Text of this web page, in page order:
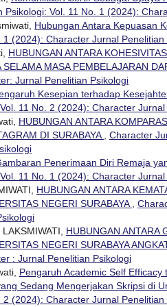
Psikologi: Vol. 11 No. 1 (2024):
Hubungan Antara Kepuasan
(2024): Character Jurnal Penelitian
HUBUNGAN ANTARA
MASA PEMBELAJARAN
Jurnal Penelitian Psikologi
Kesepian terhadap
11 No. 2 (2024): Character
HUBUNGAN ANTARA
DI SURABAYA
Character
Penerimaan Diri Remaja
11 No. 1 (2024): Character
HUBUNGAN ANTARA
NEGERI SURABAYA
HUBUNGAN ANTARA
NEGERI SURABAYA
: Jurnal Penelitian Psikologi
Pengaruh Academic Self
Sedang Mengerjakan Skripsi di
(2024): Character Jurnal Penelitian